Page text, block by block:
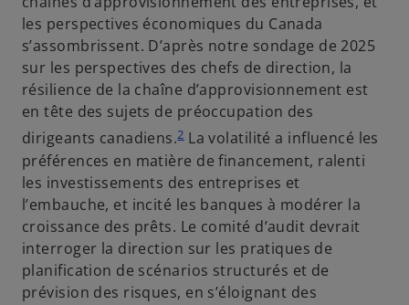
les perspectives économiques du Canada
s’assombrissent. D’après notre sondage de 2025
sur les perspectives des chefs de direction, la
résilience de la chaîne d’approvisionnement est
en tête des sujets de préoccupation des
dirigeants canadiens.2La volatilité a influencé les
préférences en matière de financement, ralenti
les investissements des entreprises et
l’embauche, et incité les banques à modérer la
croissance des prêts. Le comité d’audit devrait
interroger la direction sur les pratiques de
planification de scénarios structurés et de
prévision des risques, en s’éloignant des